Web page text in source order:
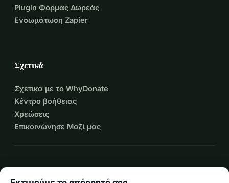
Plugin Φόρμας Δωρεάς
Ενσωμάτωση Zapier
Σχετικά
Σχετικά με το WhyDonate
Κέντρο βοήθειας
Χρεώσεις
Επικοινώνησε Μαζί μας